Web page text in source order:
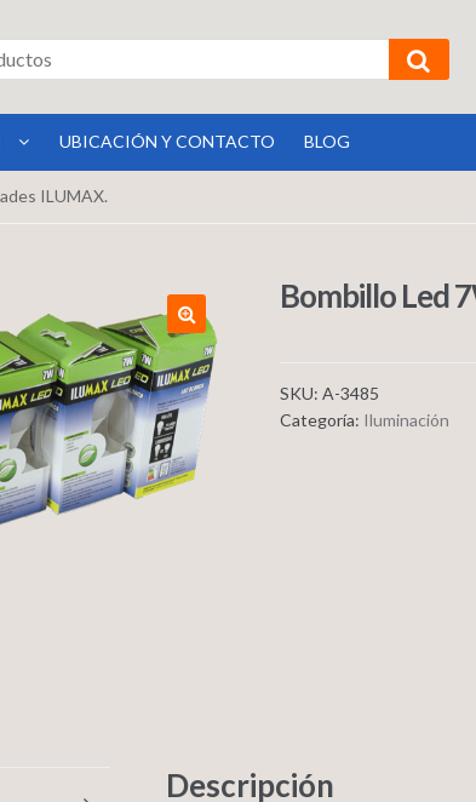
UBICACIÓN Y CONTACTO BLOG
ILUMAX.
Bombillo Led
SKU: A-3485
Categoría: Iluminación
Descripción